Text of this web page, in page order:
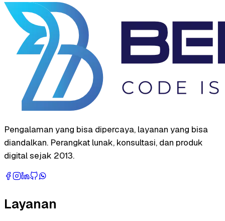
Pengalaman yang bisa dipercaya, layanan yang bisa
diandalkan. Perangkat lunak, konsultasi, dan produk
digital sejak 2013.
Layanan